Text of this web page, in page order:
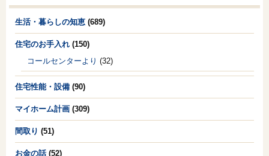
生活・暮らしの知恵 (689)
住宅のお手入れ (150)
コールセンターより (32)
住宅性能・設備 (90)
マイホーム計画 (309)
間取り (51)
お金の話(52)